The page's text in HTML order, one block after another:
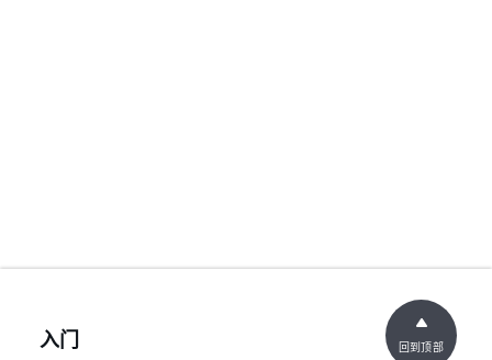
入门 回到顶部